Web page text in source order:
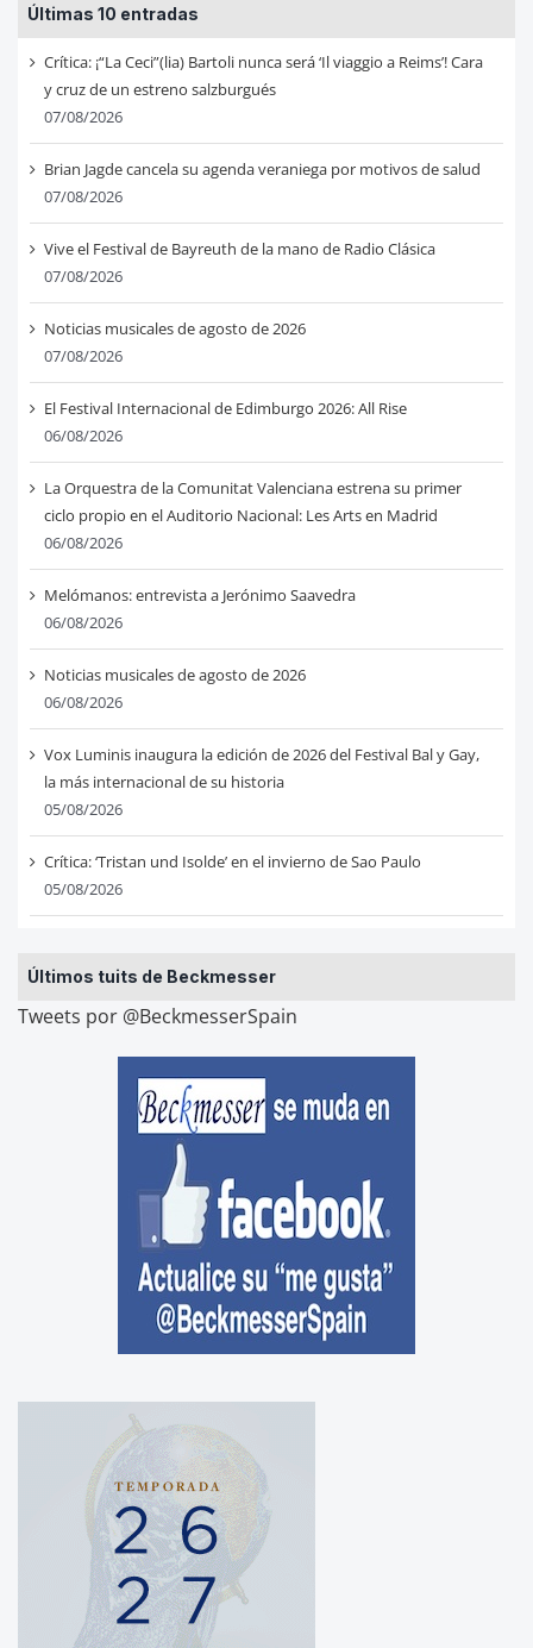
Últimas 10 entradas
Crítica: ¡“La Ceci”(lia) Bartoli nunca será ‘Il viaggio a Reims’! Cara
y cruz de un estreno salzburgués
07/08/2026
Brian Jagde cancela su agenda veraniega por motivos de salud
07/08/2026
Vive el Festival de Bayreuth de la mano de Radio Clásica
07/08/2026
Noticias musicales de agosto de 2026
07/08/2026
El Festival Internacional de Edimburgo 2026: All Rise
06/08/2026
La Orquestra de la Comunitat Valenciana estrena su primer
ciclo propio en el Auditorio Nacional: Les Arts en Madrid
06/08/2026
Melómanos: entrevista a Jerónimo Saavedra
06/08/2026
Noticias musicales de agosto de 2026
06/08/2026
Vox Luminis inaugura la edición de 2026 del Festival Bal y Gay,
la más internacional de su historia
05/08/2026
Crítica: ‘Tristan und Isolde’ en el invierno de Sao Paulo
05/08/2026
Últimos tuits de Beckmesser
Tweets por @BeckmesserSpain